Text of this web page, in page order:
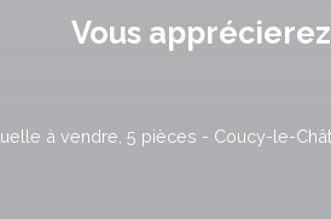
Vous apprécierez